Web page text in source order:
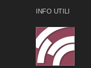
INFO UTILI